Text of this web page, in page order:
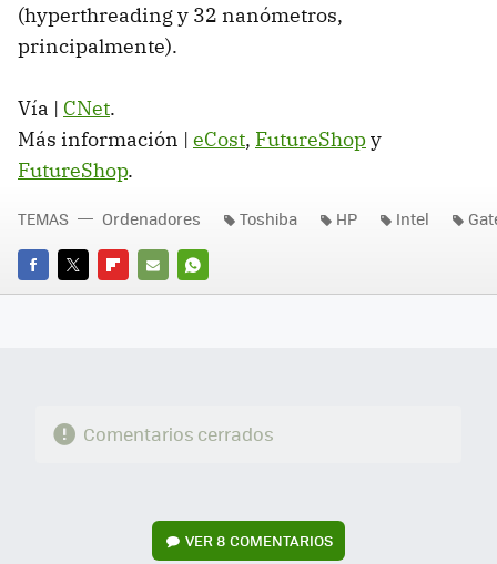
(hyperthreading y 32 nanómetros,
principalmente).
Vía | CNet.
Más información | eCost, FutureShopy
FutureShop.
FACEBOOK
TWITTERFLIPBOARD
E-
WHATSAPP
TEMAS Ordenadores Toshiba HP Intel
Comentarios cerrados
VER8 COMENTARIOS